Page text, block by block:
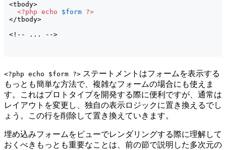
<tbody>
<?php echo $form ?>
</tbody>
<!-- ... -->
<?php echo $form ?> ステートメントはフォームを表示する
もっとも簡単な方法で、複雑なフォームの場合にも使えま
す。これはプロトタイプを開発する際に便利ですが、通常は
レイアウトを変更し、独自の表示ロジックに置き換えるでし
ょう。この行を削除して置き換えていきます。
埋め込みフォームをビューでレンダリングする際に理解して
おくべきもっとも重要なことは、前の節で説明した多次元の